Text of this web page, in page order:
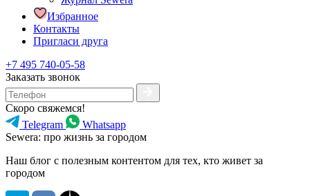
Избранное
Контакты
Пригласи друга
+7 495 740-05-58
Заказать звонок
Скоро свяжемся!
Telegram
Whatsapp
Sewera: про жизнь за городом
Наш блог c полезным контентом для тех, кто живет за
городом